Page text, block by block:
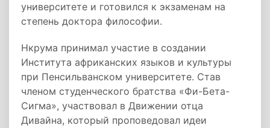
университете и готовился к экзаменам на
степень доктора философии.
Нкрума принимал участие в создании
Института африканских языков и культуры
при Пенсильванском университете. Став
членом студенческого братства «Фи-Бета-
Сигма», участвовал в Движении отца
Дивайна, который проповедовал идеи